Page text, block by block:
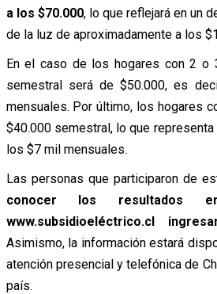
a los $70.000, lo que reflejará en un
de la luz de aproximadamente a los
En el caso de los hogares con 2 o
semestral será de $50.000, es
mensuales. Por último, los hogares
$40.000 semestral, lo que
los $7 mil mensuales.
Las personas que participaron de
conocer los
www.subsidioeléctrico.cl
Asimismo, la información estará
atención presencial y telefónica de
país.